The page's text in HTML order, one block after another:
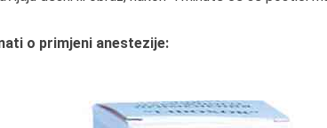
o primjeni anestezije: